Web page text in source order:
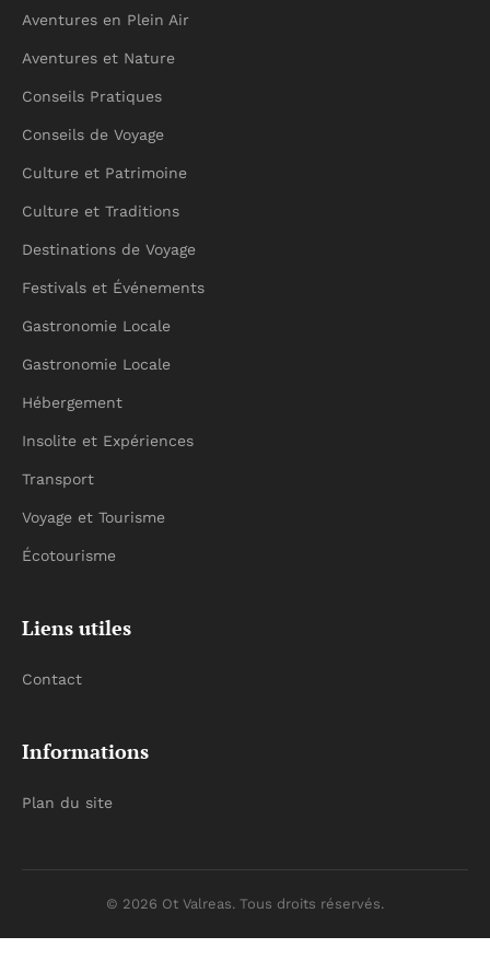
Aventures en Plein Air
Aventures et Nature
Conseils Pratiques
Conseils de Voyage
Culture et Patrimoine
Culture et Traditions
Destinations de Voyage
Festivals et Événements
Gastronomie Locale
Gastronomie Locale
Hébergement
Insolite et Expériences
Transport
Voyage et Tourisme
Écotourisme
Liens utiles
Contact
Informations
Plan du site
© 2026 Ot Valreas. Tous droits réservés.